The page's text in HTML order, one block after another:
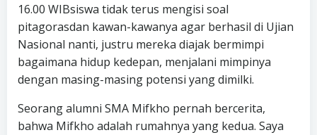
16.00 WIBsiswa tidak terus mengisi soal
pitagorasdan kawan-kawanya agar berhasil di Ujian
Nasional nanti, justru mereka diajak bermimpi
bagaimana hidup kedepan, menjalani mimpinya
dengan masing-masing potensi yang dimilki.
Seorang alumni SMA Mifkho pernah bercerita,
bahwa Mifkho adalah rumahnya yang kedua. Saya